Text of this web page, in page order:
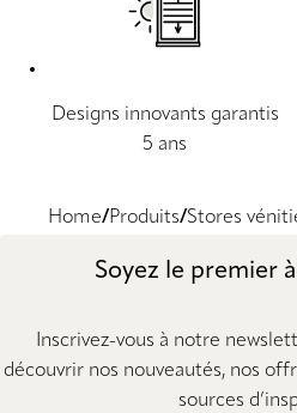
Designs innovants garantis
5 ans
Home Produits Stores
Soyez le premier
Inscrivez-vous à notre
découvrir nos nouveautés, nos
sources